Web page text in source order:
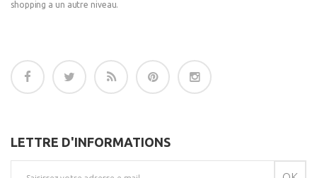
shopping a un autre niveau.
LETTRE D'INFORMATIONS